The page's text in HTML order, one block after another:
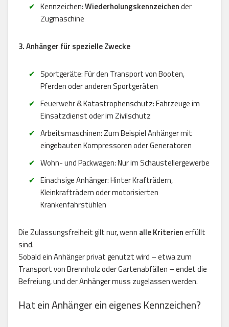
Kennzeichen:Wiederholungskennzeichender
Zugmaschine
3. Anhänger für spezielle Zwecke
Sportgeräte: Für den Transport von Booten,
Pferden oder anderen Sportgeräten
Feuerwehr & Katastrophenschutz: Fahrzeuge im
Einsatzdienst oder im Zivilschutz
Arbeitsmaschinen: Zum Beispiel Anhänger mit
eingebauten Kompressoren oder Generatoren
Wohn- und Packwagen: Nur im Schaustellergewerbe
Einachsige Anhänger: Hinter Krafträdern,
Kleinkrafträdern oder motorisierten
Krankenfahrstühlen
Die Zulassungsfreiheit gilt nur, wenn alle Kriterienerfüllt
sind.
Sobald ein Anhänger privat genutzt wird – etwa zum
Transport von Brennholz oder Gartenabfällen – endet die
Befreiung, und der Anhänger muss zugelassen werden.
Hat ein Anhänger ein eigenes Kennzeichen?